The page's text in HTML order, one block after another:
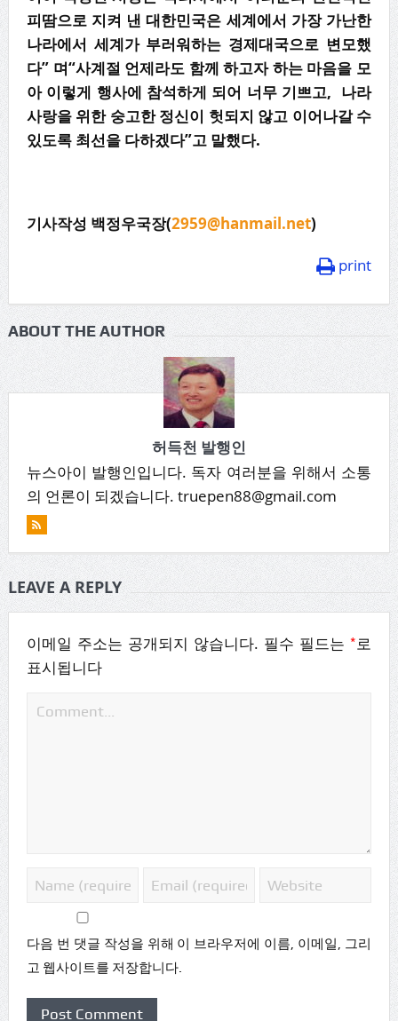
피땀으로 지켜 낸 대한민국은 세계에서 가장 가난한
나라에서 세계가 부러워하는 경제대국으로 변모했
다” 며“사계절 언제라도 함께 하고자 하는 마음을 모
아 이렇게 행사에 참석하게 되어 너무 기쁘고, 나라
사랑을 위한 숭고한 정신이 헛되지 않고 이어나갈 수
있도록 최선을 다하겠다”고 말했다.
기사작성 백정우국장(2959@hanmail.net)
print
ABOUT THE AUTHOR
허득천 발행인
뉴스아이 발행인입니다. 독자 여러분을 위해서 소통
의 언론이 되겠습니다. truepen88@gmail.com
LEAVE A REPLY
이메일 주소는 공개되지 않습니다. 필수 필드는*로
표시됩니다
다음 번 댓글 작성을 위해 이 브라우저에 이름, 이메일, 그리
고 웹사이트를 저장합니다.